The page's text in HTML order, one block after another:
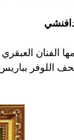
دافنشي
العبقري
اللوفر